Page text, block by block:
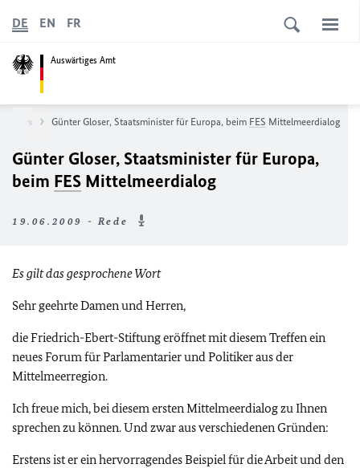
Auswärtiges Amt
DE EN FR
News Günter Gloser, Staatsminister für Europa, beim FES Mittelmeerdialog
Günter Gloser, Staatsminister für Europa,
beim FES Mittelmeerdialog
19.06.2009 - Rede
Es gilt das gesprochene Wort
Sehr geehrte Damen und Herren,
die Friedrich-Ebert-Stiftung eröffnet mit diesem Treffen ein
neues Forum für Parlamentarier und Politiker aus der
Mittelmeerregion.
Ich freue mich, bei diesem ersten Mittelmeerdialog zu Ihnen
sprechen zu können. Und zwar aus verschiedenen Gründen:
Erstens ist er ein hervorragendes Beispiel für die Arbeit und den